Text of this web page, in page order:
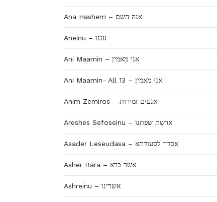
Ana Hashem – אנה השם
Aneinu – עננו
Ani Maamin – אני מאמין
Ani Maamin- All 13 – אני מאמין
Anim Zemiros – אנעים זמירות
Areshes Sefoseinu – ארשת שפתנו
Asader Leseudasa – אסדר לסעודתא
Asher Bara – אשר ברא
Ashreinu – אשרינו